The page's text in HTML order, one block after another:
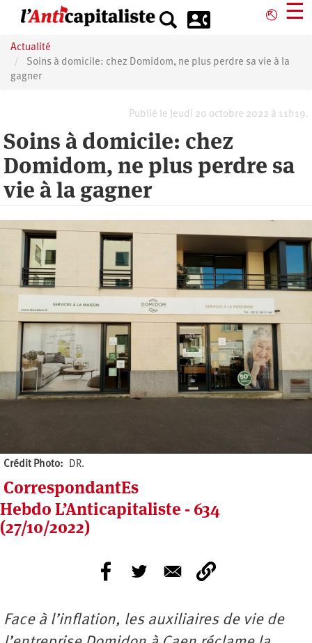
principal
⎋ ☰
Actualité
Soins à domicile: chez Domidom, ne plus perdre sa vie à la
gagner
Publié le Jeudi 20 octobre 2022 à 11h19.
Soins à domicile: chez
Domidom, ne plus perdre sa
vie à la gagner
Crédit Photo DR.
CorrespondantEs
Hebdo L’Anticapitaliste - 634
(27/10/2022)
Face à l’inflation, les auxiliaires de vie de